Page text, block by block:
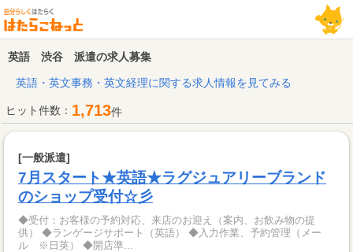
英語 渋谷 派遣の求人募集
英語・英文事務・英文経理に関する求人情報を見てみる
ヒット件数： 1,713件
[一般派遣]
7月スタート★英語★ラグジュアリーブランド
のショップ受付☆彡
◆受付：お客様の予約対応、来店のお迎え（案内、お飲み物の提
供） ◆ランゲージサポート（英語） ◆入力作業、予約管理（メー
ル ※日英） ◆開店準...